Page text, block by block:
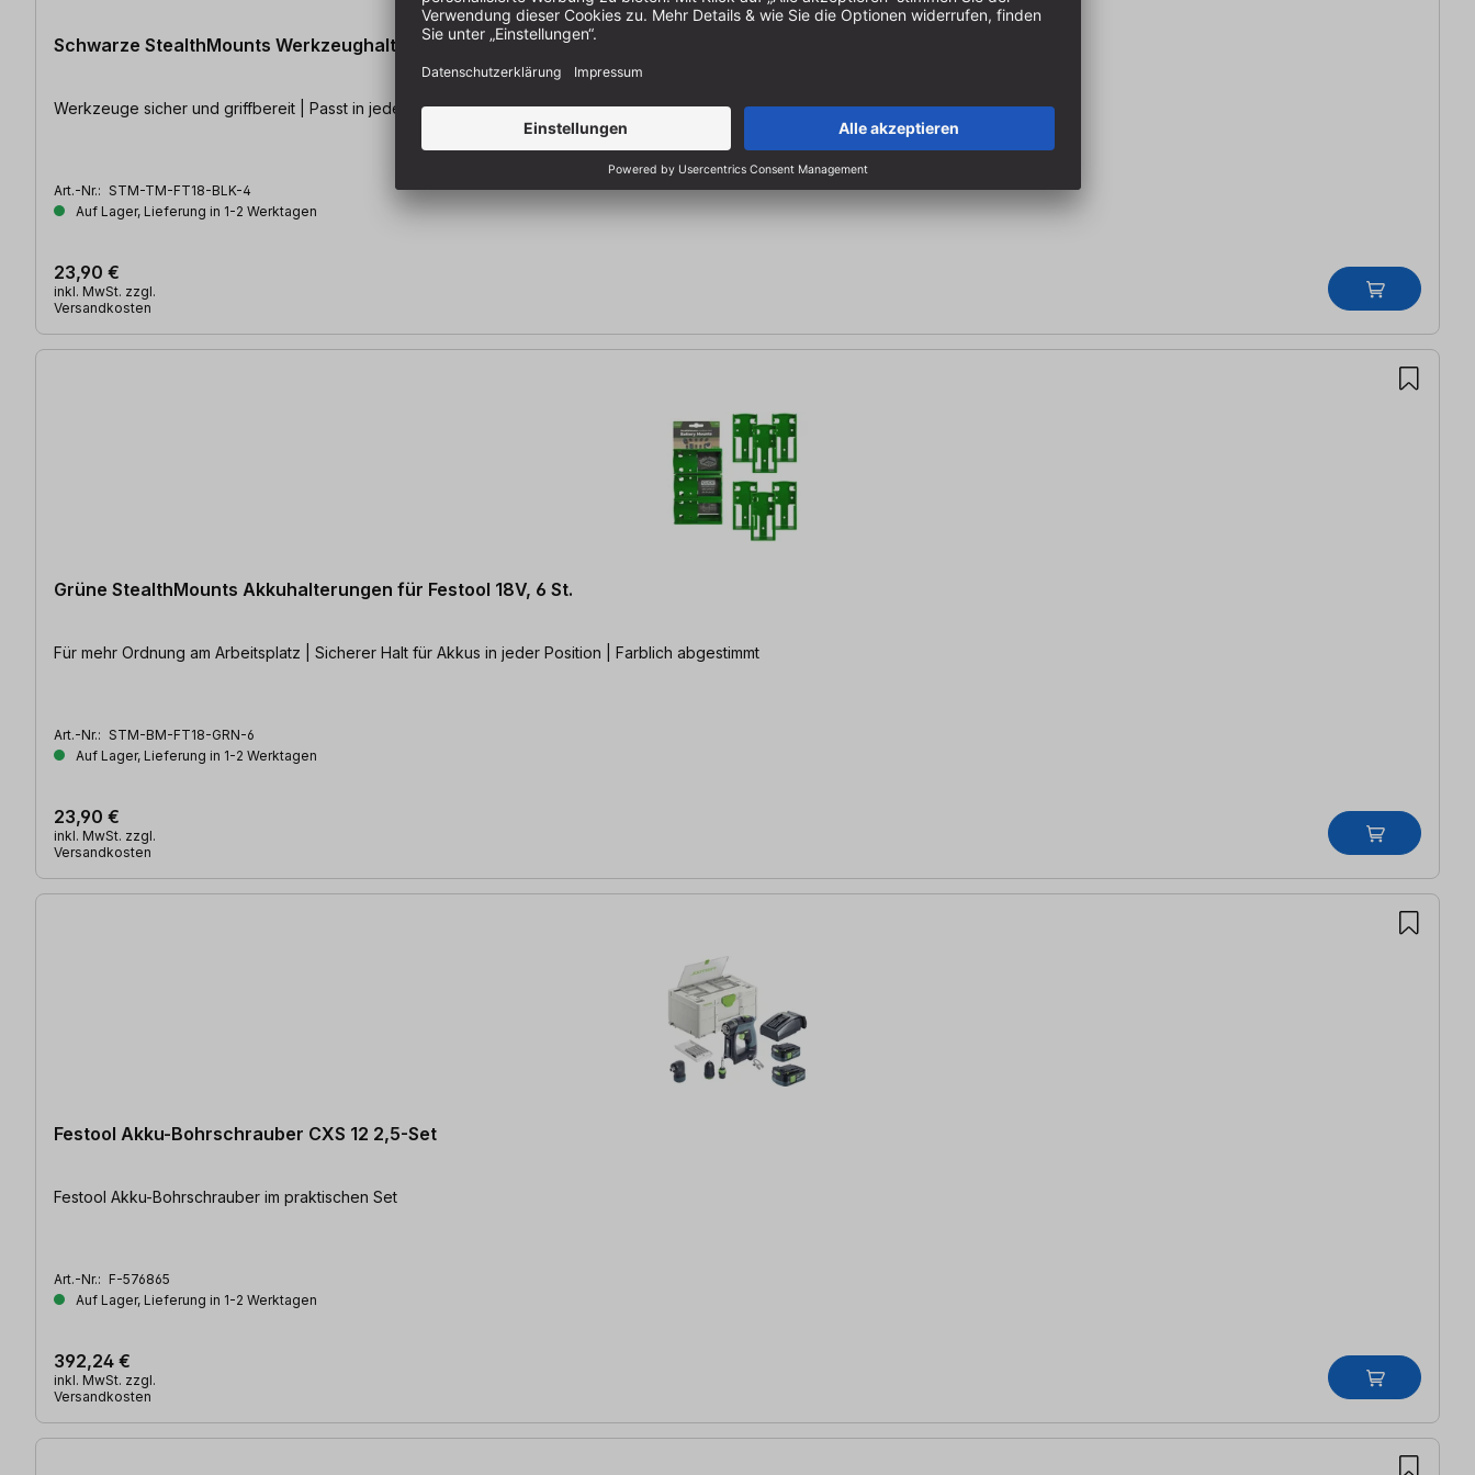
Schwarze StealthMounts Werkzeughalterungen für Festool 18V, 4 St.
Werkzeuge sicher und griffbereit | Passt in jedes System | Farblich abgestimmt
Art.-Nr.: STM-TM-FT18-BLK-4
Auf Lager, Lieferung in 1-2 Werktagen
23,90 €
inkl. MwSt. zzgl.
Versandkosten
Grüne StealthMounts Akkuhalterungen für Festool 18V, 6 St.
Für mehr Ordnung am Arbeitsplatz | Sicherer Halt für Akkus in jeder Position | Farblich abgestimmt
Art.-Nr.: STM-BM-FT18-GRN-6
Auf Lager, Lieferung in 1-2 Werktagen
23,90 €
inkl. MwSt. zzgl.
Versandkosten
Festool Akku-Bohrschrauber CXS 12 2,5-Set
Festool Akku-Bohrschrauber im praktischen Set
Art.-Nr.: F-576865
Auf Lager, Lieferung in 1-2 Werktagen
392,24 €
inkl. MwSt. zzgl.
Versandkosten